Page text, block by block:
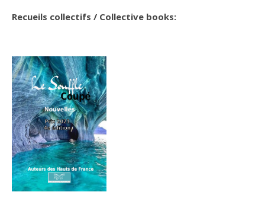
Recueils collectifs / Collective books: